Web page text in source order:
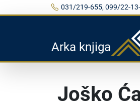
031/219-655, 099/22-
Arka knjiga
Joško